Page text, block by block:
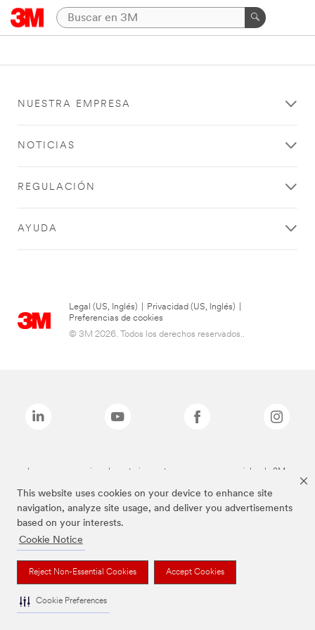
This website uses cookies on your device to enhance site
navigation, analyze site usage, and deliver you advertisements
based on your interests.
Cookie Notice
Reject Non-Essential Cookies Accept Cookies
Cookie Preferences
NUESTRA EMPRESA
NOTICIAS
REGULACIÓN
AYUDA
Legal (US, Inglés) Privacidad (US, Inglés)
Preferencias de cookies
© 3M 2026. Todos los derechos reservados..
Las marcas mencionadas anteriormente son marcas comerciales de 3M.